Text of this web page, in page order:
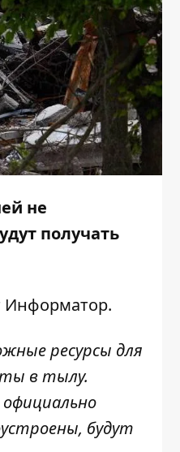
не
получать
Информатор.
ресурсы для
в тылу.
будут